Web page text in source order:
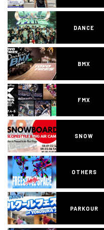
DANCE
BMX
FMX
SNOW
OTHERS
PARKOUR